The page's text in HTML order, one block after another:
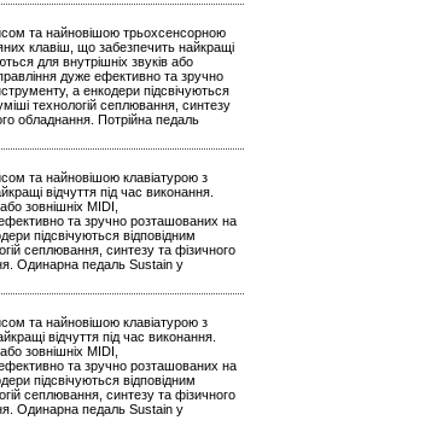
та найновішою трьохсенсорною
клавіш, що забезпечить найкращі
для внутрішніх звуків або
дуже ефективно та зручно
а енкодери підсвічуються
технологій сеплювання, синтезу
обладнання. Потрійна педаль
та найновішою клавіатурою з
відчуття під час виконання.
зовнішніх MIDI,
та зручно розташованих на
підсвічуються відповідним
сеплювання, синтезу та фізичного
Одинарна педаль Sustain у
та найновішою клавіатурою з
відчуття під час виконання.
зовнішніх MIDI,
та зручно розташованих на
підсвічуються відповідним
сеплювання, синтезу та фізичного
Одинарна педаль Sustain у